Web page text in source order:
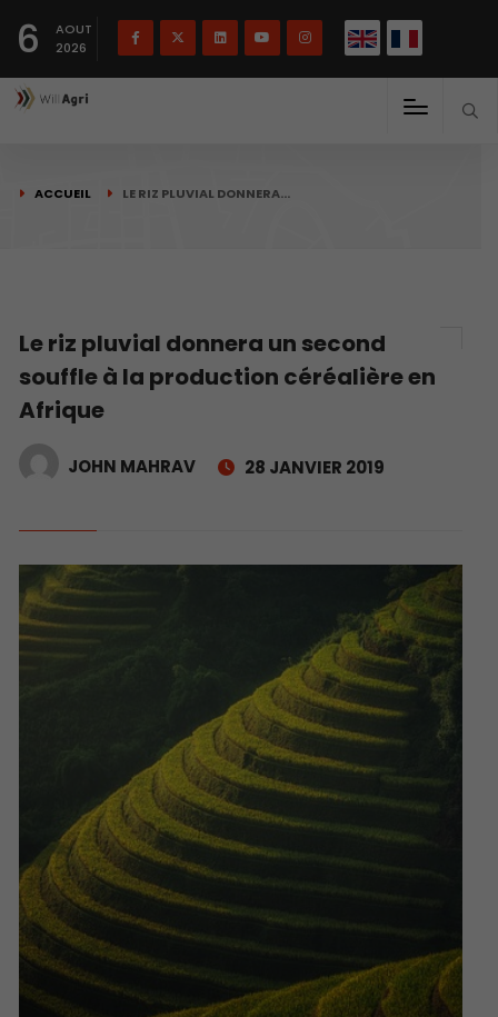
6
AOUT
2026
ACCUEIL LE RIZ PLUVIAL DONNERA…
Le riz pluvial donnera un second
souffle à la production céréalière en
Afrique
JOHN MAHRAV 28 JANVIER 2019
Français English(English)